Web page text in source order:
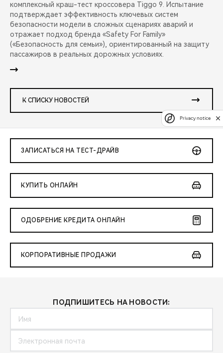
комплексный краш-тест кроссовера Tiggo 9. Испытание
подтверждает эффективность ключевых систем
безопасности модели в сложных сценариях аварий и
отражает подход бренда «Safety For Family»
(«Безопасность для семьи»), ориентированный на защиту
пассажиров в реальных дорожных условиях.
К СПИСКУ НОВОСТЕЙ
ЗАПИСАТЬСЯ НА ТЕСТ-ДРАЙВ
КУПИТЬ ОНЛАЙН
ОДОБРЕНИЕ КРЕДИТА ОНЛАЙН
КОРПОРАТИВНЫЕ ПРОДАЖИ
ПОДПИШИТЕСЬ НА НОВОСТИ:
Privacy notice